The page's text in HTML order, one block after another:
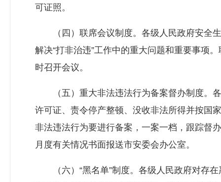
可证照。
（四）联席会议制度。各级人民政府安全生
解决“打非治违”工作中的重大问题和重要事项
时召开会议。
（五）重大非法违法行为备案督办制度。各
许可证、责令停产整顿、没收非法所得并按国
非法违法行为要进行备案，一案一档，跟踪督
月度有关情况书面报送市安委会办公室。
（六）“黑名单”制度。各级人民政府对存在